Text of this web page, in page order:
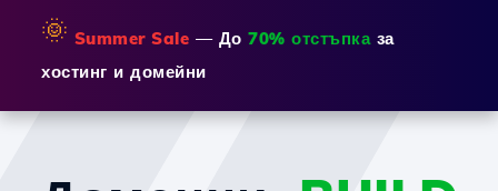
🌞 Summer Sale — До 70% отстъпказа
хостинг и домейни